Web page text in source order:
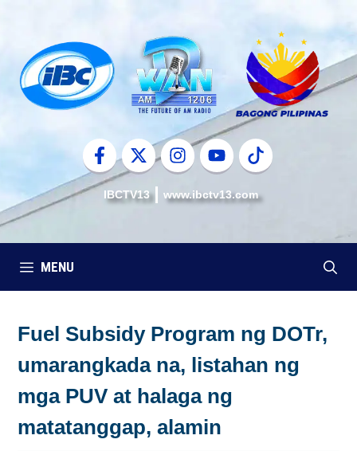
content
IBCTV13 www.ibctv13.com
MENU
Fuel Subsidy Program ng DOTr,
umarangkada na, listahan ng
mga PUV at halaga ng
matatanggap, alamin